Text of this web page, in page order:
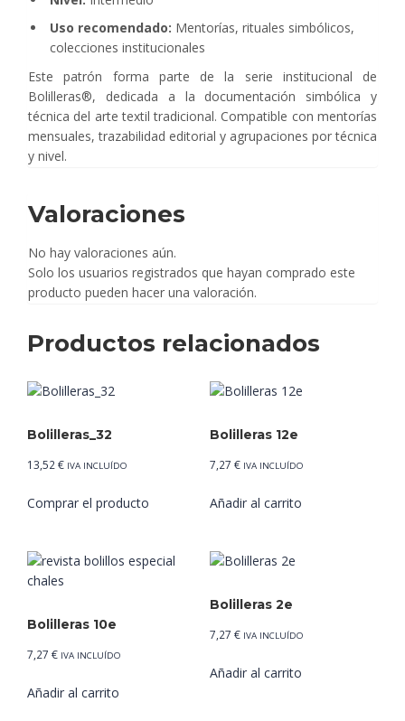
Uso recomendado: Mentorías, rituales simbólicos,
colecciones institucionales
Este patrón forma parte de la serie institucional de
Bolilleras®, dedicada a la documentación simbólica y
técnica del arte textil tradicional. Compatible con mentorías
mensuales, trazabilidad editorial y agrupaciones por técnica
y nivel.
Valoraciones
No hay valoraciones aún.
Solo los usuarios registrados que hayan comprado este
producto pueden hacer una valoración.
Productos relacionados
Bolilleras_32
13,52€ IVA INCLUÍDO
Comprar el producto
Bolilleras 12e
7,27 € IVA INCLUÍDO
Añadir al carrito
Bolilleras 10e
7,27 € IVA INCLUÍDO
Añadir al carrito
Bolilleras 2e
7,27 € IVA INCLUÍDO
Añadir al carrito